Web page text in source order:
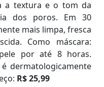
a textura e o tom da
dos poros. Em 30
mais limpa, fresca
Como máscara:
por até 8 horas.
dermatologicamente
R$ 25,99